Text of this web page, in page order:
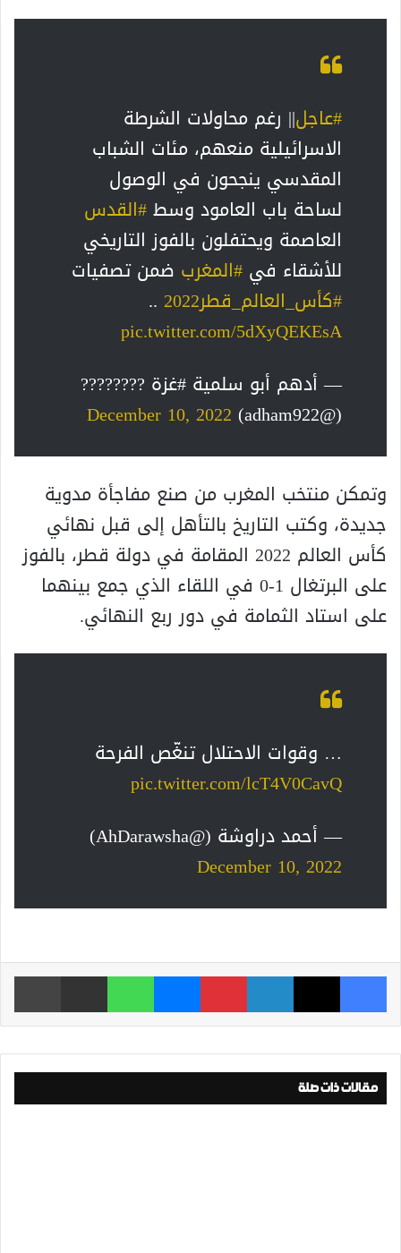
#عاجل|| رغم محاولات الشرطة
الاسرائيلية منعهم، مئات الشباب
المقدسي ينجحون في الوصول
لساحة باب العامود وسط#القدس
العاصمة ويحتفلون بالفوز التاريخي
للأشقاء في #المغرب ضمن تصفيات
#كأس_العالم_قطر2022
..
pic.twitter.com/5dXyQEKEsA
— أدهم أبو سلمية #غزة ????????
(@adham922)
December 10, 2022
وتمكن منتخب المغرب من صنع مفاجأة مدوية
جديدة، وكتب التاريخ بالتأهل إلى قبل نهائي
كأس العالم 2022 المقامة في دولة قطر، بالفوز
على البرتغال 1-0 في اللقاء الذي جمع بينهما
على استاد الثمامة في دور ربع النهائي.
… وقوات الاحتلال تنغّص الفرحة
pic.twitter.com/lcT4V0CavQ
— أحمد دراوشة (@AhDarawsha)
December 10, 2022
فيسبوك ‫X لينكدإن بينتيريست ماسنجر واتساب مشاركة عبر البريد
مقالات ذات صلة